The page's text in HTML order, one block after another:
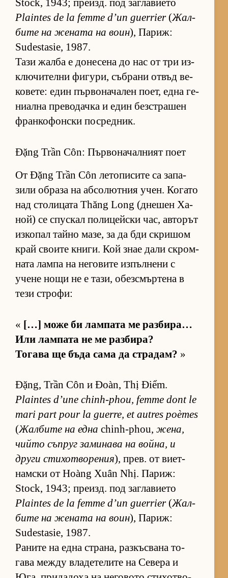
Stock, 1943; пре­изд. под заг­ла­ви­ето
Plaintes de la femme d’un guerrier(Жал­
бите на же­ната на воин), Па­риж:
Sudestasie, 1987.
Тази жалба е до­не­сена до нас от три из­
к­лю­чи­телни фи­гу­ри, съб­рани от­въд ве­
ко­ве­те: един пър­во­на­ча­лен по­ет, една ге­
ни­ална пре­во­дачка и един без­стра­шен
фран­ко­фон­ски пос­ред­ник.
Đặng Trần Côn: Първоначалният поет
От Đặng Trần Côn ле­то­пи­сите са за­па­
зили об­раза на аб­со­лют­ния учен. Ко­гато
над сто­ли­цата Thăng Long (дне­шен Ха­
ной) се спус­кал по­ли­цейски час, ав­то­рът
из­ко­пал тайно ма­зе, за да бди скри­шом
край сво­ите кни­ги. Кой знае дали скром­
ната лампа на не­го­вите из­пъл­нени с
учене нощи не е та­зи, обез­смър­тена в
тези стро­фи:
« […] може би лам­пата ме раз­би­ра…
Или лам­пата не ме раз­би­ра?
То­гава ще бъда сама да стра­дам? »
Đặng, Trần Côn и Đoàn, Thị Điểm.
Plaintes d’une chinh-phou, femme dont le
mari part pour la guerre, et autres poèmes
(Жал­бите на една chinh-phou, же­на,
чийто съп­руг за­ми­нава на вой­на, и
други сти­хот­во­ре­ния), прев. от ви­ет­
нам­ски от Hoàng Xuân Nhị. Па­риж:
Stock, 1943; пре­изд. под заг­ла­ви­ето
Plaintes de la femme d’un guerrier(Жал­
бите на же­ната на воин), Па­риж:
Sudestasie, 1987.
Ра­ните на една стра­на, раз­къс­вана то­
гава между вла­де­те­лите на Се­вера и